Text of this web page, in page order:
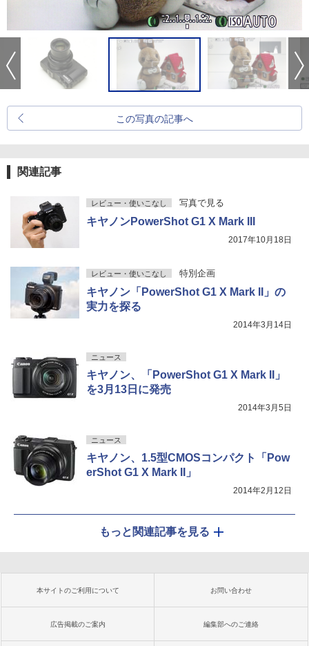
この写真の記事へ
関連記事
レビュー・使いこなし 写真で見る
キヤノンPowerShot G1 X Mark III
2017年10月18日
レビュー・使いこなし 特別企画
キヤノン「PowerShot G1 X Mark II」の
実力を探る
2014年3月14日
ニュース
キヤノン、「PowerShot G1 X Mark II」
を3月13日に発売
2014年3月5日
ニュース
キヤノン、1.5型CMOSコンパクト「Pow
erShot G1 X Mark II」
2014年2月12日
もっと関連記事を見る
本サイトのご利用について お問い合わせ
広告掲載のご案内 編集部へのご連絡